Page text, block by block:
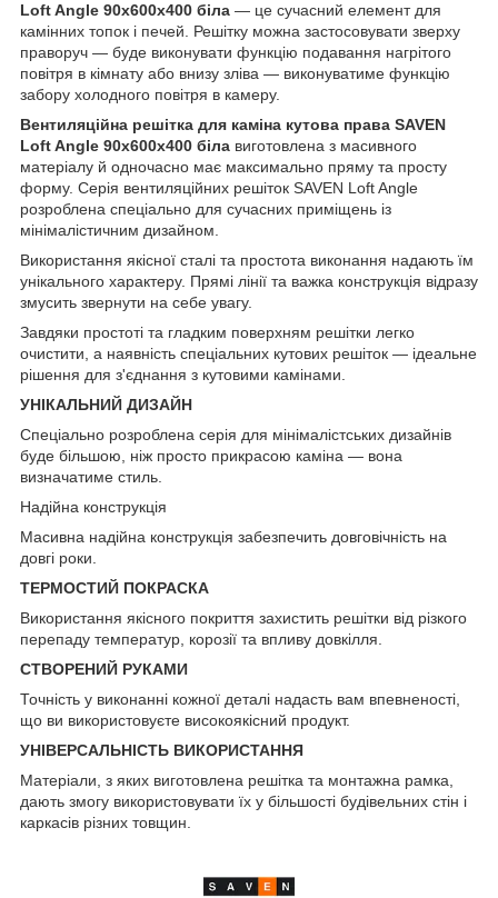
Loft Angle 90х600х400 біла — це сучасний елемент для
камінних топок і печей. Решітку можна застосовувати зверху
праворуч — буде виконувати функцію подавання нагрітого
повітря в кімнату або внизу зліва — виконуватиме функцію
забору холодного повітря в камеру.
Вентиляційна решітка для каміна кутова права SAVEN
Loft Angle 90х600х400 біла виготовлена з масивного
матеріалу й одночасно має максимально пряму та просту
форму. Серія вентиляційних решіток SAVEN Loft Angle
розроблена спеціально для сучасних приміщень із
мінімалістичним дизайном.
Використання якісної сталі та простота виконання надають їм
унікального характеру. Прямі лінії та важка конструкція відразу
змусить звернути на себе увагу.
Завдяки простоті та гладким поверхням решітки легко
очистити, а наявність спеціальних кутових решіток — ідеальне
рішення для з'єднання з кутовими камінами.
УНІКАЛЬНИЙ ДИЗАЙН
Спеціально розроблена серія для мінімалістських дизайнів
буде більшою, ніж просто прикрасою каміна — вона
визначатиме стиль.
Надійна конструкція
Масивна надійна конструкція забезпечить довговічність на
довгі роки.
ТЕРМОСТИЙ ПОКРАСКА
Використання якісного покриття захистить решітки від різкого
перепаду температур, корозії та впливу довкілля.
СТВОРЕНИЙ РУКАМИ
Точність у виконанні кожної деталі надасть вам впевненості,
що ви використовуєте високоякісний продукт.
УНІВЕРСАЛЬНІСТЬ ВИКОРИСТАННЯ
Матеріали, з яких виготовлена решітка та монтажна рамка,
дають змогу використовувати їх у більшості будівельних стін і
каркасів різних товщин.